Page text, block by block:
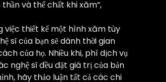
và thể chất khi xăm”,
việc thiết kế một hình xăm tùy
sĩ của bạn sẽ dành thời gian
của họ. Nhiều khi, phí dịch vụ
nghệ sĩ đều đặt giá trị của bản
hãy thảo luận tất cả các chi